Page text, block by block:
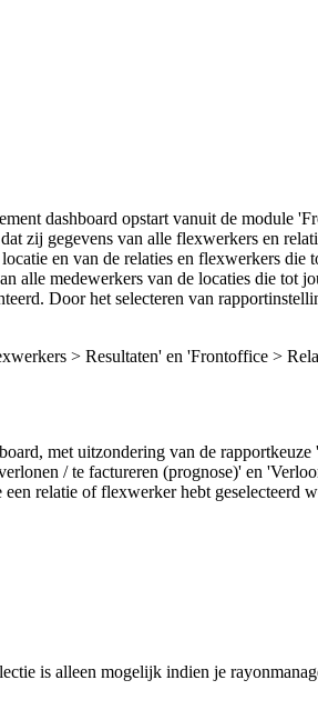
dashboard opstart vanuit de module
zij gegevens van alle flexwerkers en
en van de relaties en flexwerkers die
alle medewerkers van de locaties die tot
Door het selecteren van
> Resultaten' en 'Frontoffice >
met uitzondering van de
/ te factureren (prognose)' en
relatie of flexwerker hebt geselecteerd
is alleen mogelijk indien je